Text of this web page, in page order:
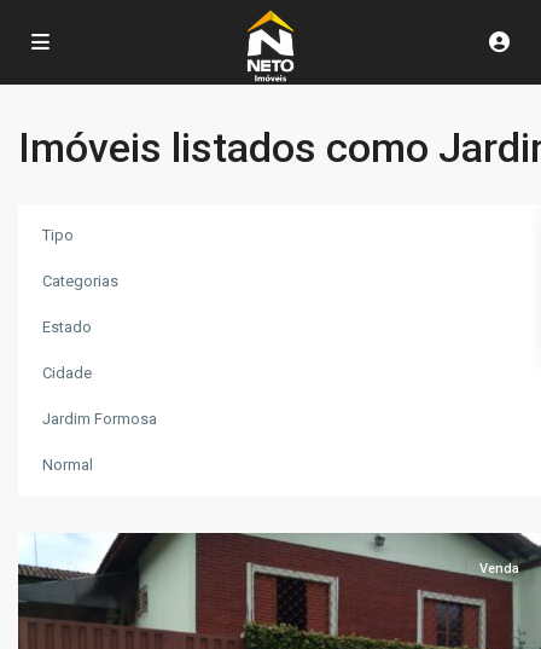
Imóveis listados como
Tipo
Categorias
Estado
Cidade
Jardim Formosa
Normal
Formosa,
Venda